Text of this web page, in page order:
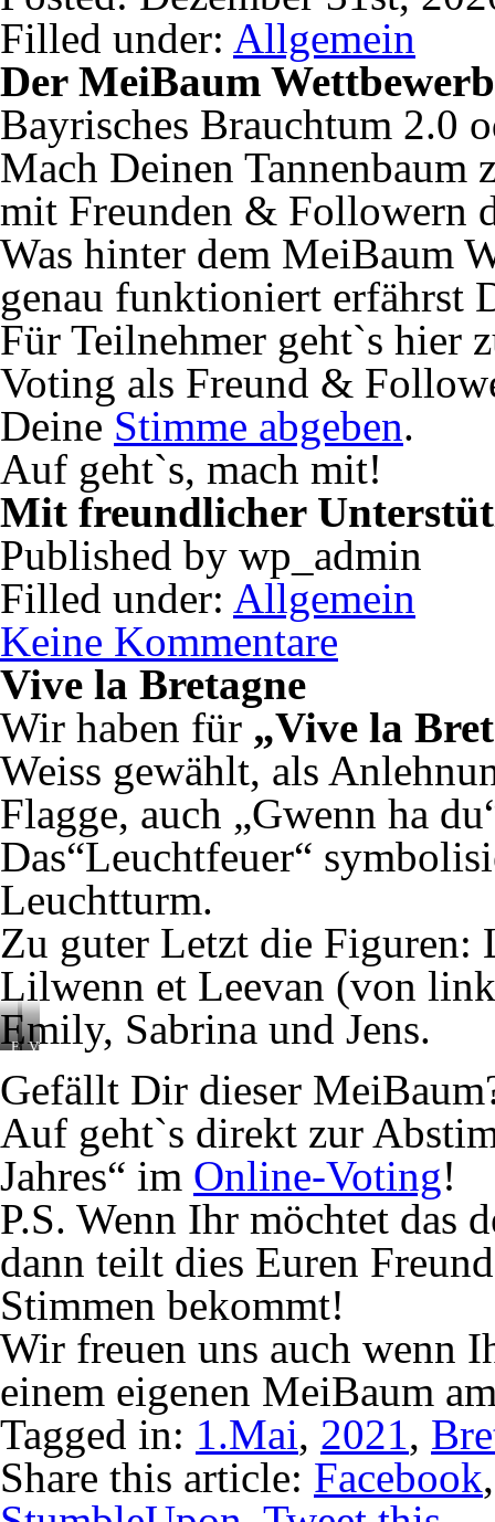
Filled under: Allgemein
Der MeiBaum
Bayrisches Brauchtum 2.0
Mach Deinen
mit Freunden & Followern
Was hinter dem MeiBaum
genau funktioniert erfährst
Für Teilnehmer geht`s hier
Voting als Freund &
Deine Stimme abgeben.
Auf geht`s, mach mit!
Mit freundlicher
Published by wp_admin
Filled under: Allgemein
Keine Kommentare
Vive la Bretagne
Wir haben für „Vive la
Weiss gewählt, als
Flagge, auch „Gwenn ha
Das“Leuchtfeuer“
Leuchtturm.
Zu guter Letzt die Figuren:
Lilwenn et Leevan (von
Emily, Sabrina und Jens.
Bretonischer
Vive
Bretagne
Gefällt Dir dieser
Auf geht`s direkt zur
Jahres“ im Online-Voting!
P.S. Wenn Ihr möchtet das
dann teilt dies Euren
Stimmen bekommt!
Wir freuen uns auch wenn
einem eigenen MeiBaum
Tagged in: 1.Mai, 2021,
Share this article: Facebook